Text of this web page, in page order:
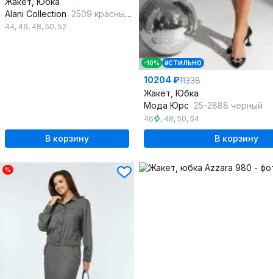
Alani Collection 2509 красный-черный
44, 46, 48, 50, 52
В корзину
-10% #СТИЛЬНО
10204 ₽11338
Жакет, Юбка
Мода Юрс 25-2888 черный
46 , 48, 50, 54
В корзину
%